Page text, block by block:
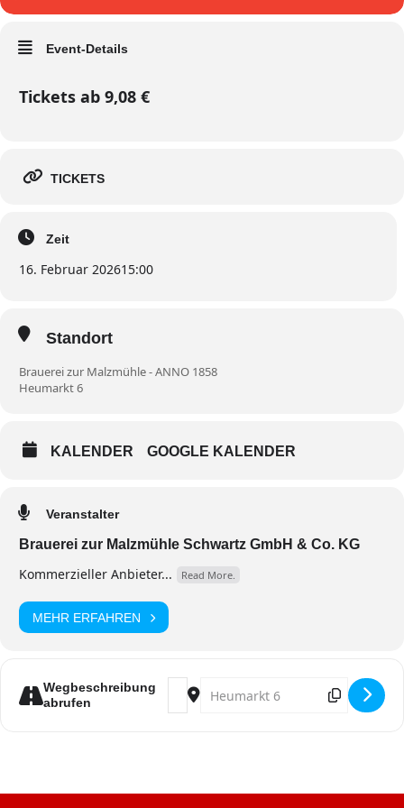
Event-Details
Tickets ab 9,08 €
TICKETS
Zeit
16. Februar 202615:00
Standort
Brauerei zur Malzmühle - ANNO 1858
Heumarkt 6
KALENDER GOOGLE KALENDER
Veranstalter
Brauerei zur Malzmühle Schwartz GmbH & Co. KG
Kommerzieller Anbieter... Read More.
MEHR ERFAHREN
Wegbeschreibung
abrufen
Address - AFTERZOCHPARTY -
Destination Address -